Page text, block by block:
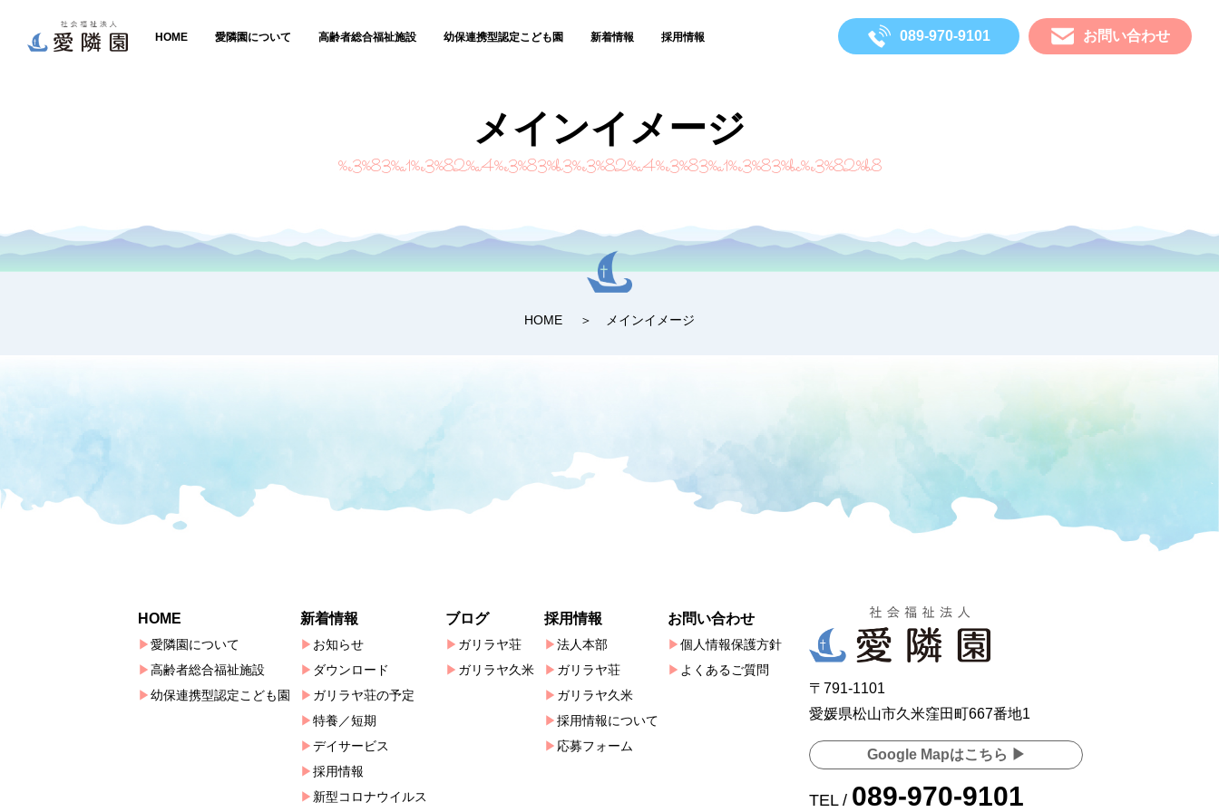
HOME 愛隣園について 高齢者総合福祉施設 幼保連携型認定こども園 新着情報 採用情報 089-970-9101 お問い合わせ
メインイメージ
%e3%83%a1%e3%82%a4%e3%83%b3%e3%82%a4%e3%83%a1%e3%83%bc%e3%82%b8
HOME メインイメージ
HOME
愛隣園について
高齢者総合福祉施設
幼保連携型認定こども園
新着情報
お知らせ
ダウンロード
ガリラヤ荘の予定
特養／短期
デイサービス
採用情報
新型コロナウイルス
ブログ
ガリラヤ荘
ガリラヤ久米
採用情報
法人本部
ガリラヤ荘
ガリラヤ久米
採用情報について
応募フォーム
お問い合わせ
個人情報保護方針
よくあるご質問
〒791-1101
愛媛県松山市久米窪田町667番地1
Google Mapはこちら ▶
TEL / 089-970-9101